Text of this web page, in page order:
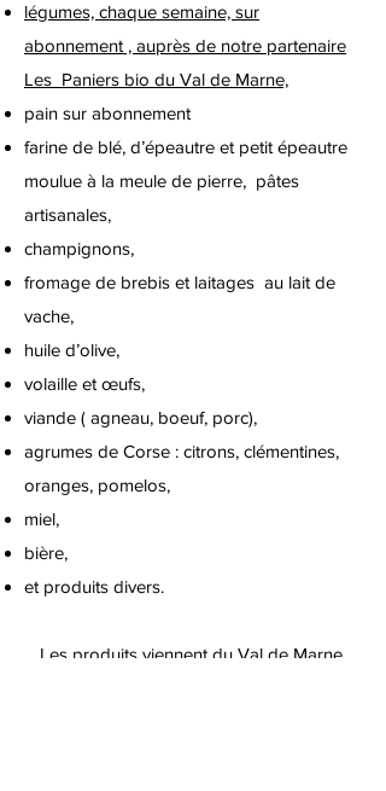
légumes, chaque semaine, sur
abonnement , auprès de notre partenaire
Les Paniers bio du Val de Marne,
pain sur abonnement
farine de blé, d’épeautre et petit épeautre
moulue à la meule de pierre, pâtes
artisanales,
champignons,
fromage de brebis et laitages au lait de
vache,
huile d’olive,
volaille et œufs,
viande ( agneau, boeuf, porc),
agrumes de Corse : citrons, clémentines,
oranges, pomelos,
miel,
bière,
et produits divers.
Les produits viennent du Val de Marne